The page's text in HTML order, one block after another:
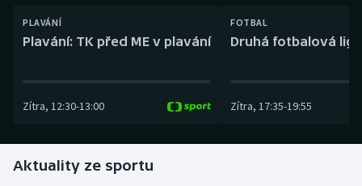
Curling
Golf
PLAVÁNÍ
Plavání: TK před ME v plavání
Zítra, 12:30-13:00
FOTBAL
Druhá fotbalová
Zítra, 17:35-19:55
Aktuality ze sportu